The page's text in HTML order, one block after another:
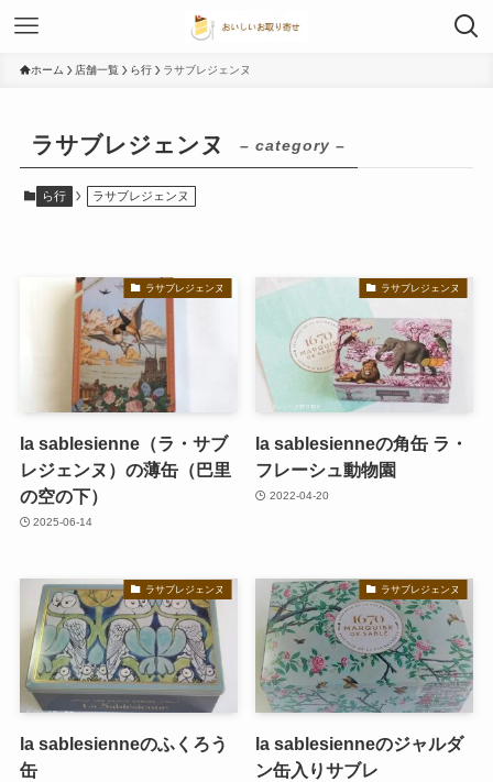
ホーム 店舗一覧 ら行 ラサブレジェンヌ
ラサブレジェンヌ – category –
ら行 ラサブレジェンヌ
ラサブレジェンヌ
la sablesienne（ラ・サブ
レジェンヌ）の薄缶（巴里
の空の下）
2025-06-14
ラサブレジェンヌ
la sablesienneの角缶 ラ・
フレーシュ動物園
2022-04-20
ラサブレジェンヌ
la sablesienneのふくろう
缶
ラサブレジェンヌ
la sablesienneのジャルダ
ン缶入りサブレ